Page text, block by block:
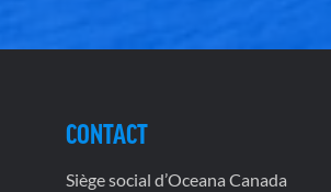
CONTACT
Siège social d’Oceana Canada